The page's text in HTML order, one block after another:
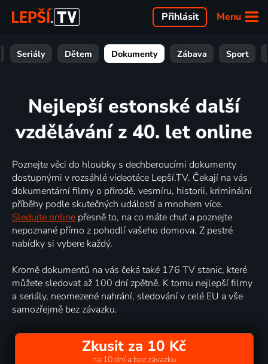
Menu
Přihlásit
Seriály Dětem Dokumenty Zábava Sport
Nejlepší estonské další
vzdělávání z 40. let online
Poznejte věci do hloubky s dechberoucími dokumenty
dostupnými v rozsáhlé videotéce Lepší.TV. Čekají na vás
dokumentární filmy o přírodě, vesmíru, historii, kriminální
příběhy podle skutečných událostí a mnohem více.
Sledujte online přesně to, na co máte chuť a poznejte
nepoznané přímo z pohodlí vašeho domova. Z pestré
nabídky si vybere každý.
Kromě dokumentů na vás čeká také 176 TV stanic, které
můžete sledovat až 100 dní zpětně. K tomu nejlepší filmy
a seriály, neomezené nahrání, sledování v celé EU a vše
samozřejmě bez závazku.
Zkusit za 10 Kč
na 10 dní a bez závazku